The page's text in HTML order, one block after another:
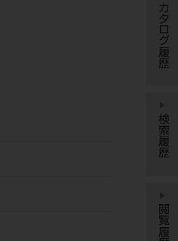
カタログ履歴
検索履歴
閲覧履歴